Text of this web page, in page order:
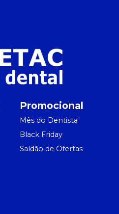
Promocional
Mês do Dentista
Black Friday
Saldão de Ofertas